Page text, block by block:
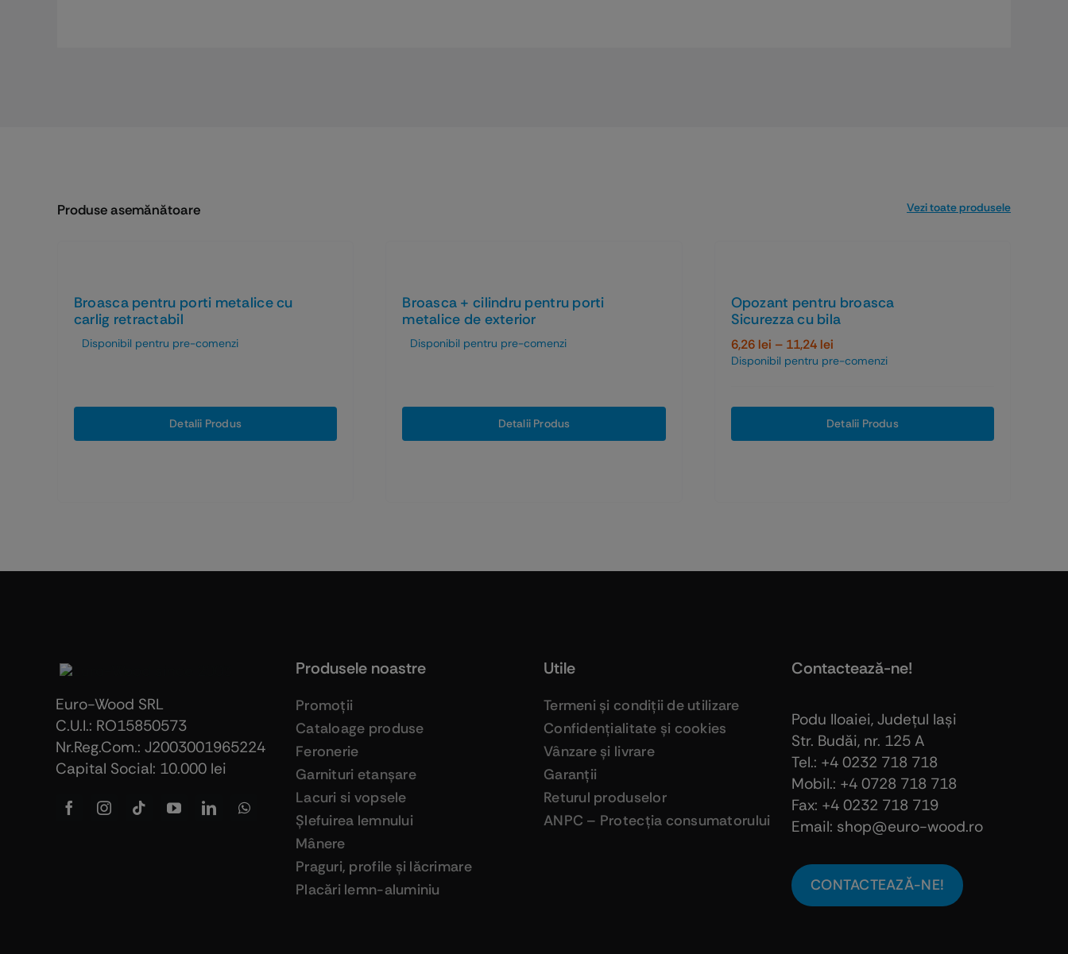
Produse asemănătoare Vezi toate produsele
Broasca pentru porti metalice cu
carlig retractabil
Disponibil pentru pre-comenzi
Detalii Produs
Broasca + cilindru pentru porti
metalice de exterior
Disponibil pentru pre-comenzi
Detalii Produs
Opozant pentru broasca
Sicurezza cu bila
6,26 lei – 11,24 leiInterval
de
la
Disponibil pentru pre-comenzi
Detalii Produs
Euro-Wood SRL
C.U.I.: RO15850573
Nr.Reg.Com.: J2003001965224
Capital Social: 10.000 lei
Produsele noastre
Promoţii
Cataloage produse
Feronerie
Garnituri etanşare
Lacuri si vopsele
Şlefuirea lemnului
Mânere
Praguri, profile şi lăcrimare
Placări lemn-aluminiu
Utile
Termeni şi condiţii de utilizare
Confidenţialitate şi cookies
Vânzare şi livrare
Garanţii
Returul produselor
ANPC – Protecţia consumatorului
Contactează-ne!
Podu Iloaiei, Judeţul Iaşi
Str. Budăi, nr. 125 A
Tel.: +4 0232 718 718
Mobil.: +4 0728 718 718
Fax: +4 0232 718 719
Email: shop@euro-wood.ro
CONTACTEAZĂ-NE!